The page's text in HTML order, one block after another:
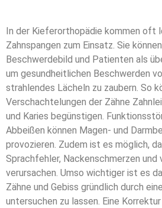
In der Kieferorthopädie kommen oft
Zahnspangen zum Einsatz. Sie
Beschwerdebild und Patienten als
um gesundheitlichen Beschwerden
strahlendes Lächeln zu zaubern. So
Verschachtelungen der Zähne
und Karies begünstigen.
Abbeißen können Magen- und
provozieren. Zudem ist es möglich,
Sprachfehler, Nackenschmerzen und
verursachen. Umso wichtiger ist es
Zähne und Gebiss gründlich durch
untersuchen zu lassen. Eine